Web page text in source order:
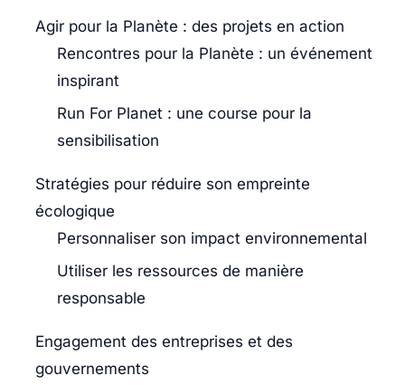
Agir pour la Planète : des projets en action
Rencontres pour la Planète : un événement
inspirant
Run For Planet : une course pour la
sensibilisation
Stratégies pour réduire son empreinte
écologique
Personnaliser son impact environnemental
Utiliser les ressources de manière
responsable
Engagement des entreprises et des
gouvernements